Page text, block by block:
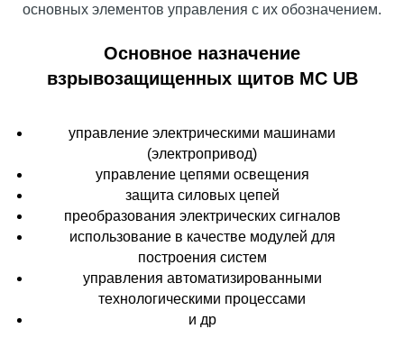
основных элементов управления с их обозначением.
Основное назначение
взрывозащищенных щитов MC UB
управление электрическими машинами
(электропривод)
управление цепями освещения
защита силовых цепей
преобразования электрических сигналов
использование в качестве модулей для
построения систем
управления автоматизированными
технологическими процессами
и др